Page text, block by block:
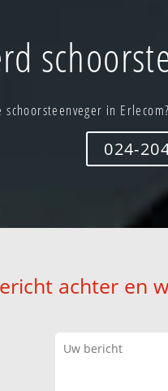
in
024-
achter en